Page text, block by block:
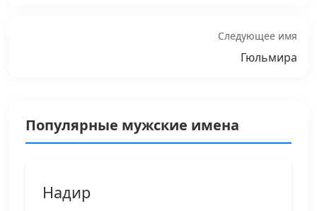
Следующее имя
Гюльмира
Популярные мужские имена
Надир